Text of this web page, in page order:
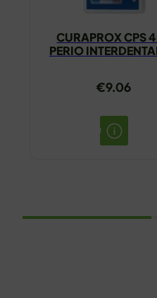
CURAPROX CPS
PERIO
€9.06